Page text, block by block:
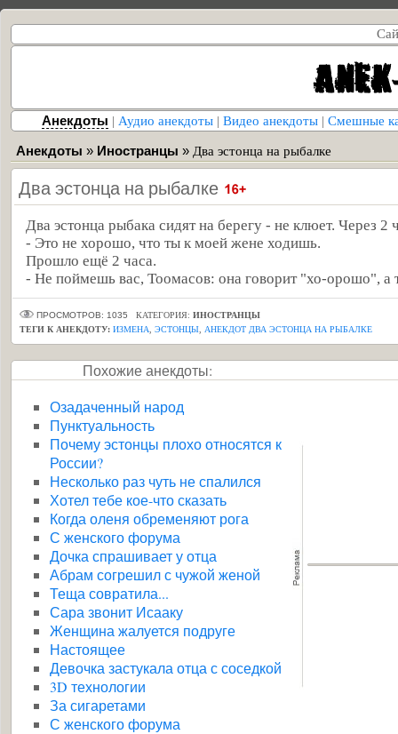
Анекдоты | Аудио анекдоты | Видео анекдоты | Смешные
Анекдоты » Иностранцы » Два эстонца на рыбалке
Два эстонца на рыбалке
Два эстонца рыбака сидят на берегу - не клюет. Через 2
- Это не хорошо, что ты к моей жене ходишь.
Прошло ещё 2 часа.
- Не поймешь вас, Тоомасов: она говорит "хо-орошо",
ПРОСМОТРОВ: 1035 КАТЕГОРИЯ: ИНОСТРАНЦЫ
ТЕГИ К АНЕКДОТУ: ИЗМЕНА ЭСТОНЦЫ АНЕКДОТ ДВА ЭСТОНЦА НА РЫБАЛКЕ
Похожие анекдоты:
Озадаченный народ
Пунктуальность
Почему эстонцы плохо относятся к
России?
Несколько раз чуть не спалился
Хотел тебе кое-что сказать
Когда оленя обременяют рога
С женского форума
Дочка спрашивает у отца
Абрам согрешил с чужой женой
Теща совратила...
Сара звонит Исааку
Женщина жалуется подруге
Настоящее
Девочка застукала отца с соседкой
3D технологии
За сигаретами
С женского форума